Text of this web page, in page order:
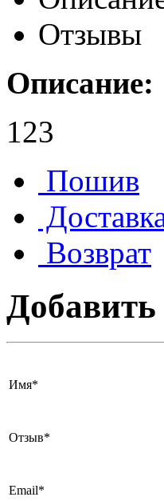
Отзывы
Описание:
123
Пошив
Возврат
Имя*
Отзыв*
Email*